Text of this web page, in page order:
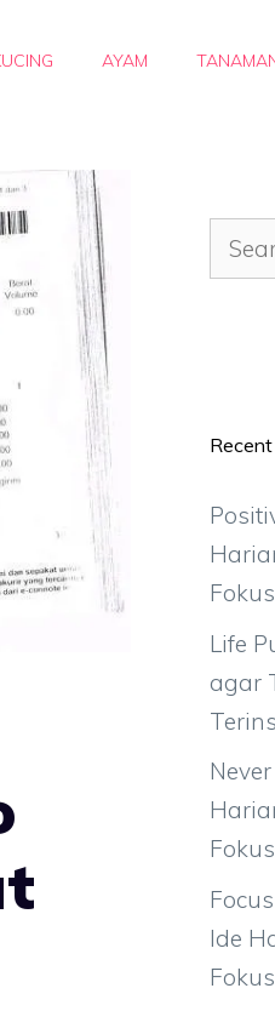
AYAM
Search
for:
Life
agar
Ide